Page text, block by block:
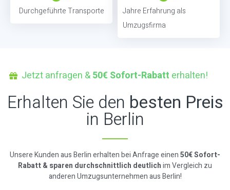
Durchgeführte Transporte
Jahre Erfahrung als
Umzugsfirma
Jetzt anfragen &50€ Sofort-Rabatt erhalten!
Erhalten Sie den besten Preis
in Berlin
Unsere Kunden aus Berlin erhalten bei Anfrage einen50€ Sofort-
Rabatt & sparen durchschnittlich deutlichim Vergleich zu
anderen Umzugsunternehmen aus Berlin!